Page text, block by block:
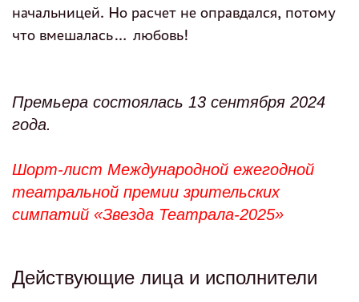
начальницей. Но расчет не оправдался, потому
что вмешалась… любовь!
Премьера состоялась 13 сентября 2024
года.
Шорт-лист Международной ежегодной
театральной премии зрительских
симпатий «Звезда Театрала-2025»
Действующие лица и исполнители